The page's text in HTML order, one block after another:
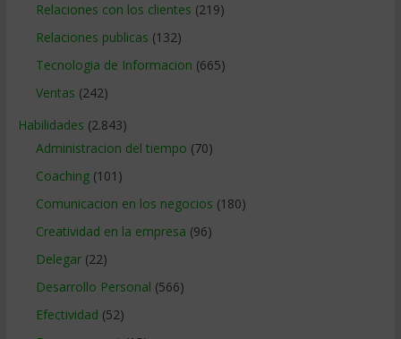
Relaciones con los clientes (219)
Relaciones publicas (132)
Tecnologia de Informacion (665)
Ventas (242)
Habilidades (2.843)
Administracion del tiempo (70)
Coaching(101)
Comunicacion en los negocios (180)
Creatividad en la empresa (96)
Delegar(22)
Desarrollo Personal (566)
Efectividad (52)